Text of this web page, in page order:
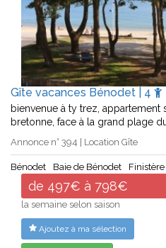
Gîte vacances Bénodet | 4
bienvenue à ty trez, appartement
bretonne, face à la grand plage du
Annonce n° 394 | Location Gîte
Bénodet Baie de Bénodet Finistère
de 497€ à 798€
la semaine selon saison
Ajoutez à ma sélection